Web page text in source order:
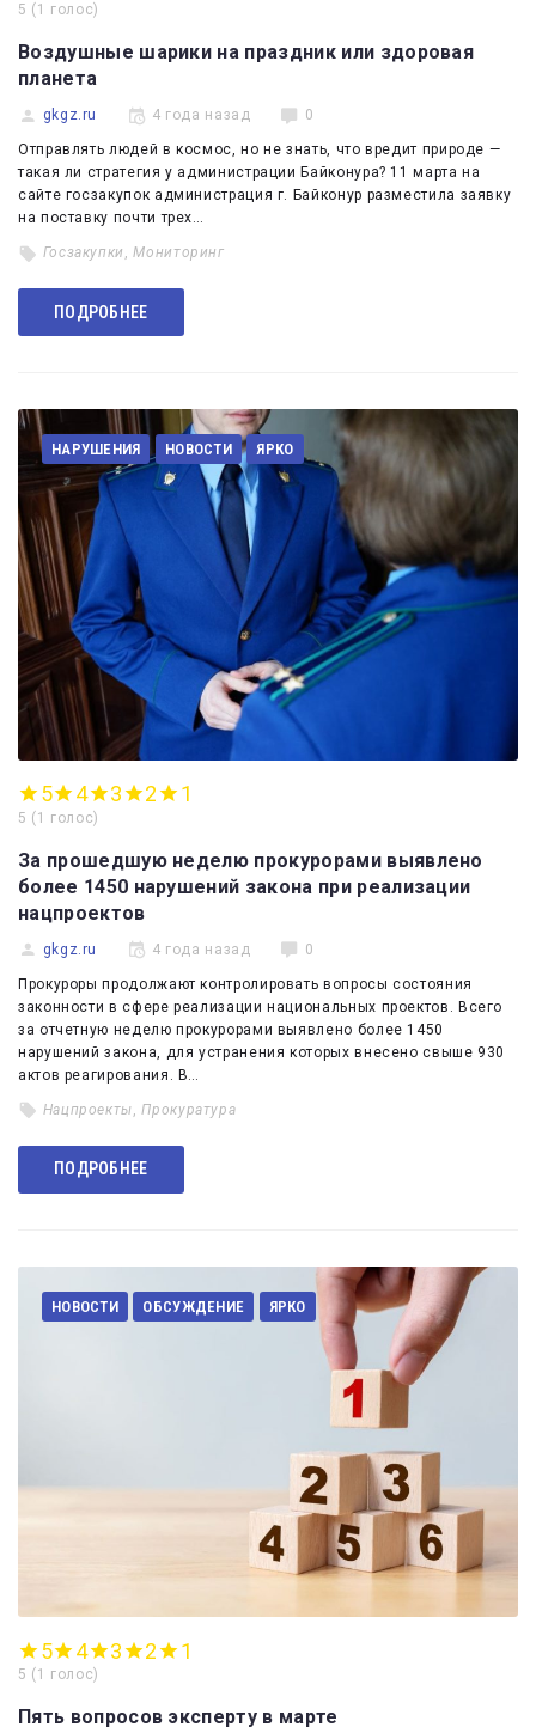
5 ( 1 голос)
Воздушные шарики на праздник или здоровая
планета
gkgz.ru 4 года назад 0
Отправлять людей в космос, но не знать, что вредит природе —
такая ли стратегия у администрации Байконура? 11 марта на
сайте госзакупок администрация г. Байконур разместила заявку
на поставку почти трех…
Госзакупки ,Мониторинг
ПОДРОБНЕЕ
НАРУШЕНИЯ НОВОСТИ ЯРКО
5 4 3 2 1
5 ( 1 голос)
За прошедшую неделю прокурорами выявлено
более 1450 нарушений закона при реализации
нацпроектов
gkgz.ru 4 года назад 0
Прокуроры продолжают контролировать вопросы состояния
законности в сфере реализации национальных проектов. Всего
за отчетную неделю прокурорами выявлено более 1450
нарушений закона, для устранения которых внесено свыше 930
актов реагирования. В…
Нацпроекты,Прокуратура
ПОДРОБНЕЕ
НОВОСТИ ОБСУЖДЕНИЕ ЯРКО
5 4 3 2 1
5 ( 1 голос)
Пять вопросов эксперту в марте